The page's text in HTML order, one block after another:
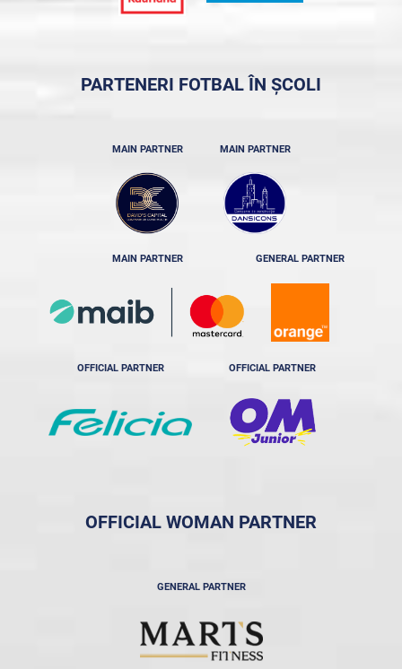
PARTENERI FOTBAL ÎN ȘCOLI
MAIN PARTNER MAIN PARTNER
MAIN PARTNER GENERAL PARTNER
OFFICIAL PARTNER OFFICIAL PARTNER
OFFICIAL WOMAN PARTNER
GENERAL PARTNER